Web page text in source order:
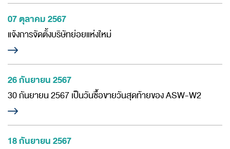
07 ตุลาคม 2567
แจ้งการจัดตั้งบริษัทย่อยแห่งใหม่
26 กันยายน 2567
30 กันยายน 2567 เป็นวันซื้อขายวันสุดท้ายของ ASW-W2
18 กันยายน 2567